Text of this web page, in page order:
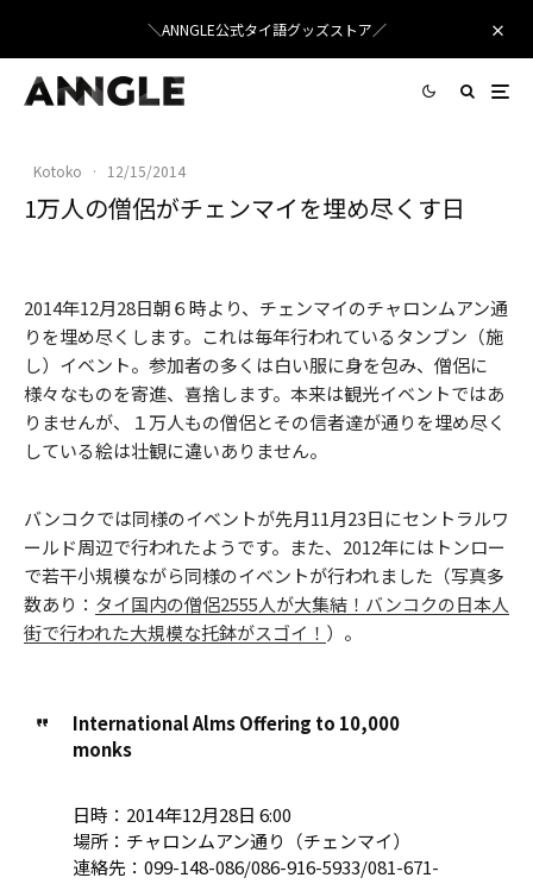
＼ANNGLE公式タイ語グッズストア／
Kotoko · 12/15/2014
1万人の僧侶がチェンマイを埋め尽くす日
2014年12月28日朝６時より、チェンマイのチャロンムアン通
りを埋め尽くします。これは毎年行われているタンブン（施
し）イベント。参加者の多くは白い服に身を包み、僧侶に
様々なものを寄進、喜捨します。本来は観光イベントではあ
りませんが、１万人もの僧侶とその信者達が通りを埋め尽く
している絵は壮観に違いありません。
バンコクでは同様のイベントが先月11月23日にセントラルワ
ールド周辺で行われたようです。また、2012年にはトンロー
で若干小規模ながら同様のイベントが行われました（写真多
数あり： タイ国内の僧侶2555人が大集結！バンコクの日本人
街で行われた大規模な托鉢がスゴイ！ ）。
International Alms Offering to 10,000
monks
日時：2014年12月28日 6:00
場所：チャロンムアン通り（チェンマイ）
連絡先：099-148-086/086-916-5933/081-671-